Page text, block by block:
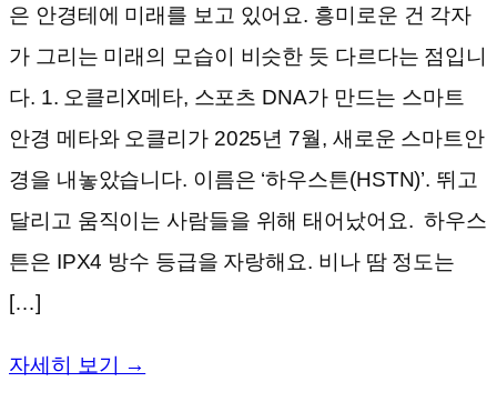
은 안경테에 미래를 보고 있어요. 흥미로운 건 각자
가 그리는 미래의 모습이 비슷한 듯 다르다는 점입니
다. 1. 오클리X메타, 스포츠 DNA가 만드는 스마트
안경 메타와 오클리가 2025년 7월, 새로운 스마트안
경을 내놓았습니다. 이름은 ‘하우스튼(HSTN)’. 뛰고
달리고 움직이는 사람들을 위해 태어났어요. 하우스
튼은 IPX4 방수 등급을 자랑해요. 비나 땀 정도는
[…]
자세히 보기 →